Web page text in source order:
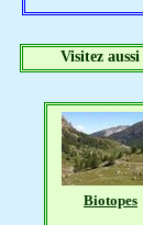
Biotopes
Visitez